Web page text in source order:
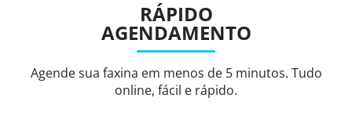
RÁPIDO
AGENDAMENTO
Agende sua faxina em menos de 5 minutos. Tudo
online, fácil e rápido.